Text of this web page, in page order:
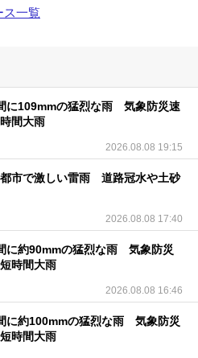
ス一覧
に109mmの猛烈な雨 気象防災速
間大雨
2026.08.08 19:15
市で激しい雷雨 道路冠水や土砂
2026.08.08 17:40
に約90mmの猛烈な雨 気象防災
時間大雨
2026.08.08 16:46
に約100mmの猛烈な雨 気象防災
時間大雨